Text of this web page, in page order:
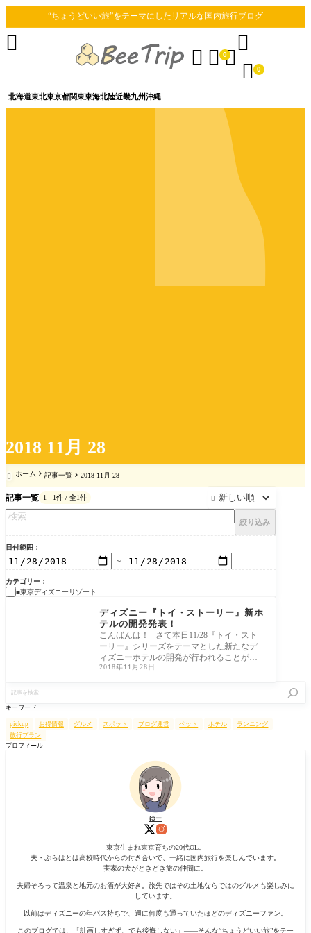
2018 11月 28
“ちょうどいい旅”をテーマにしたリアルな国内旅行ブログ
北海道東北東京都関東東海北陸近畿九州沖縄
  0

 0

 ホーム 記事一覧 2018 11月 28
記事一覧 1 - 1件 / 全1件 
絞り込み
日付範囲
～
カテゴリー
■東京ディズニーリゾート
■東京ディズニーリゾー
ディズニー『トイ・ストーリー』新ホ
テルの開発発表！
こんばんは！ さて本日11/28『トイ・スト
ーリー』シリーズをテーマとした新たなデ
ィズニーホテルの開発が行われることが発
表され
2018年11月28日
を
索
キーワード
pickup お得情報 グルメ スポット ブログ運営 ペット ホテル
ランニング
旅行プラン
プロフィール
ゆー
東京生まれ東京育ちの20代OL。
夫・ぷらはとは高校時代からの付き合いで、一緒に国内旅行を楽しんでいます。
実家の犬がときどき旅の仲間に。
夫婦そろって温泉と地元のお酒が大好き。旅先ではその土地ならではのグルメも楽しみに
しています。
以前はディズニーの年パス持ちで、週に何度も通っていたほどのディズニーファン。
このブログでは、「計画しすぎず、でも後悔しない」——そんな“ちょうどいい旅”をテー